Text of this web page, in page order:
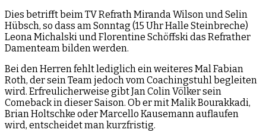
Dies betrifft beim TV Refrath Miranda Wilson und Selin
Hübsch, so dass am Sonntag (15 Uhr Halle Steinbreche)
Leona Michalski und Florentine Schöffski das Refrather
Damenteam bilden werden.
Bei den Herren fehlt lediglich ein weiteres Mal Fabian
Roth, der sein Team jedoch vom Coachingstuhl begleiten
wird. Erfreulicherweise gibt Jan Colin Völker sein
Comeback in dieser Saison. Ob er mit Malik Bourakkadi,
Brian Holtschke oder Marcello Kausemann auflaufen
wird, entscheidet man kurzfristig.